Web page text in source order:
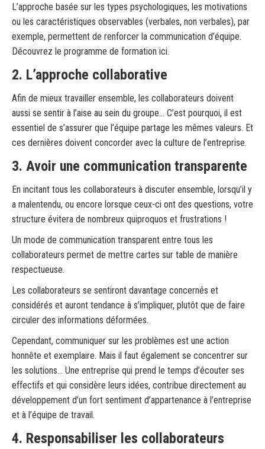
L’approche basée sur les types psychologiques, les motivations
ou les caractéristiques observables (verbales, non verbales), par
exemple, permettent de renforcer la communication d’équipe.
Découvrez le programme de formation ici.
2. L’approche collaborative
Afin de mieux travailler ensemble, les collaborateurs doivent
aussi se sentir à l’aise au sein du groupe… C’est pourquoi, il est
essentiel de s’assurer que l’équipe partage les mêmes valeurs. Et
ces dernières doivent concorder avec la culture de l’entreprise.
3. Avoir une communication transparente
En incitant tous les collaborateurs à discuter ensemble, lorsqu’il y
a malentendu, ou encore lorsque ceux-ci ont des questions, votre
structure évitera de nombreux quiproquos et frustrations !
Un mode de communication transparent entre tous les
collaborateurs permet de mettre cartes sur table de manière
respectueuse.
Les collaborateurs se sentiront davantage concernés et
considérés et auront tendance à s’impliquer, plutôt que de faire
circuler des informations déformées.
Cependant, communiquer sur les problèmes est une action
honnête et exemplaire. Mais il faut également se concentrer sur
les solutions… Une entreprise qui prend le temps d’écouter ses
effectifs et qui considère leurs idées, contribue directement au
développement d’un fort sentiment d’appartenance à l’entreprise
et à l’équipe de travail.
4. Responsabiliser les collaborateurs